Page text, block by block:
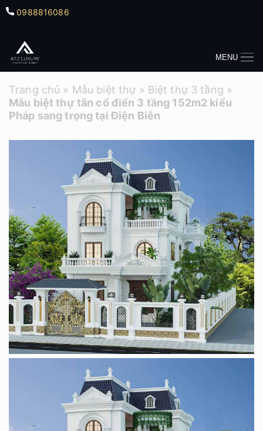
0988816086
MENU
Trang chủ » Mẫu biệt thự» Biệt thự 3 tầng »
Mẫu biệt thự tân cổ điển 3 tầng 152m2 kiểu
Pháp sang trọng tại Điện Biên